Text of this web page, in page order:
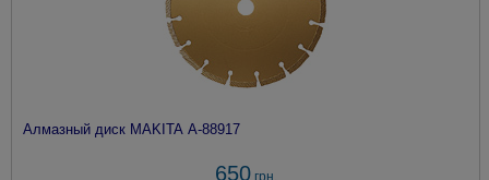
Алмазный диск MAKITA A-88917
650грн.